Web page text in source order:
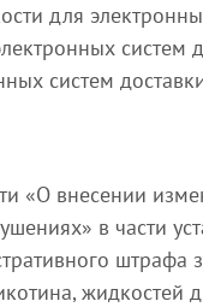
для
систем
систем
«О внесении
в части
жидкостей